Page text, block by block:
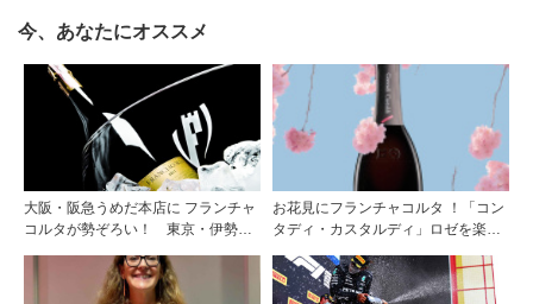
今、あなたにオススメ
大阪・阪急うめだ本店に フランチャ
コルタが勢ぞろい！ 東京・伊勢丹
種のバイ・ザ・グラスBARも！ イ
タリアのスパークリング「フランチ
お花見にフランチャコルタ ！「コン
タディ・カスタルディ」ロゼを楽し
ィオーレ）」開催！